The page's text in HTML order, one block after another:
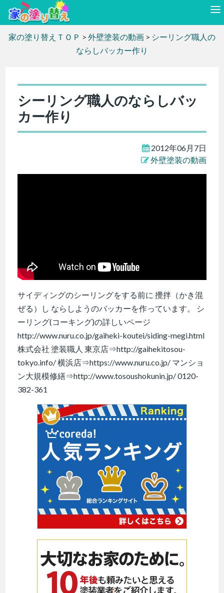
家の塗り替えＴＯＰ > 外壁塗装の動画 > シーリング職人の
ならしバッカー作り
シーリング職人のならしバッ
カー作り
2012年06月7日
外壁塗装の動画
サイディングのシーリングをする前に 攪拌（かき混
ぜる）し ならしようのバッカーを作っています。 シ
ーリング(コーキング)の詳しいページ
http://www.nuru.co.jp/gaiheki-koutei/siding-megi.html
株式会社 塗装職人 東京店⇒http://gaihekitosou-
tokyo.info/ 横浜店⇒https://www.nuru.co.jp/ マンショ
ン大規模修繕⇒http://www.tosoushokunin.jp/ 0120-
382-361